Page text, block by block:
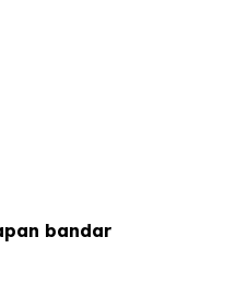
bandar